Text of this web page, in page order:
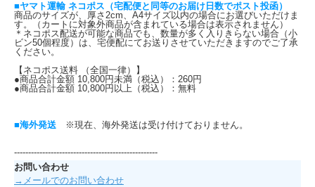
■ヤマト運輸 ネコポス（宅配便と同等のお届け日数でポスト投函）
商品のサイズが、厚さ2cm、A4サイズ以内の場合にお選びいただけま
す。（カートに対象外商品が含まれている場合は表示されません）
＊ネコポス配送が可能な商品でも、数量が多く入りきらない場合（小
ビン50個程度）は、宅便配にてお送りさせていただきますのでご了承
ください。
【ネコポス送料 （全国一律）】
●商品合計金額 10,800円未満（税込）：260円
●商品合計金額 10,800円以上（税込）：無料
■海外発送 ※現在、海外発送は受け付けておりません。
---------------------------------------------------
お問い合わせ
→メールでのお問い合わせ